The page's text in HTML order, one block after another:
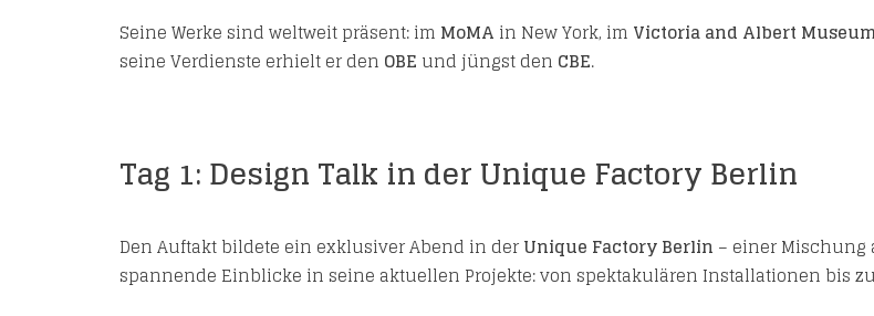
Seine Werke sind weltweit präsent: im MoMA in New York, im Victoria and Albert
seine Verdienste erhielt er den OBE und jüngst den CBE.
Tag 1: Design Talk in der Unique Factory Berlin
Den Auftakt bildete ein exklusiver Abend in derUnique Factory Berlin – einer Mischung
spannende Einblicke in seine aktuellen Projekte: von spektakulären Installationen bis